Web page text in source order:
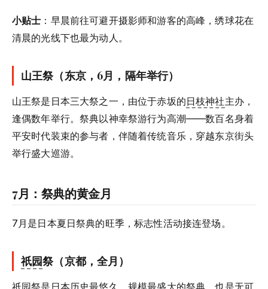
小贴士 ：早晨前往可避开摄影师和游客的高峰，绣球花在
清晨的光线下也最为动人。
山王祭（东京，6月，隔年举行）
山王祭是日本三大祭之一，由位于赤坂的日枝神社主办，
逢偶数年举行。祭典以神幸祭游行为高潮——数百名身着
平安时代装束的参与者，伴随着传统音乐，穿越东京街头
举行盛大巡游。
7月：祭典的黄金月
7月是日本夏日祭典的旺季，标志性活动接连登场。
祇园祭（京都，全月）